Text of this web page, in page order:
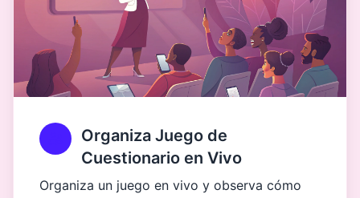
Organiza Juego de
Cuestionario en Vivo
Organiza un juego en vivo y observa cómo